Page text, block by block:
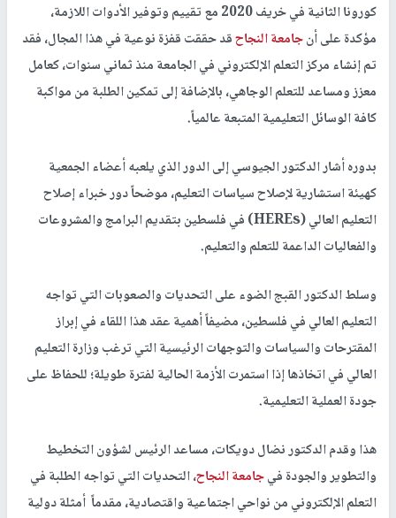
كورونا الثانية في خريف 2020 مع تقييم وتوفير الأدوات اللازمة،
مؤكدة على أنجامعة النجاحقد حققت قفزة نوعية في هذا المجال، فقد
تم إنشاء مركز التعلم الإلكتروني في الجامعة منذ ثماني سنوات، كعامل
معزز ومساعد للتعلم الوجاهي، بالإضافة إلى تمكين الطلبة من مواكبة
كافة الوسائل التعليمية المتبعة عالمياً.
بدوره أشار الدكتور الجيوسي إلى الدور الذي يلعبه أعضاء الجمعية
كهيئة استشارية لإصلاح سياسات التعليم، موضحاً دور خبراء إصلاح
التعليم العالي (HEREs) في فلسطين بتقديم البرامج والمشروعات
والفعاليات الداعمة للتعلم والتعليم.
وسلط الدكتور القبج الضوء على التحديات والصعوبات التي تواجه
التعليم العالي في فلسطين، مضيفاً أهمية عقد هذا اللقاء في إبراز
المقترحات والسياسات والتوجهات الرئيسية التي ترغب وزارة التعليم
العالي في اتخاذها إذا استمرت الأزمة الحالية لفترة طويلة؛ للحفاظ على
جودة العملية التعليمية.
هذا وقدم الدكتور نضال دويكات، مساعد الرئيس لشؤون التخطيط
والتطوير والجودة فيجامعة النجاح، التحديات التي تواجه الطلبة في
التعلم الإلكتروني من نواحي اجتماعية واقتصادية، مقدماً أمثلة دولية